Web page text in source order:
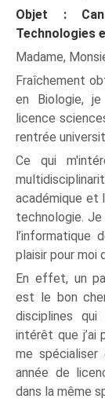
Objet :
Technologies
Madame,
Fraîchement
en Biologie,
licence
rentrée
Ce qui
académique et
technologie.
l’informatique
plaisir pour moi
En effet, un
est le bon
disciplines qui
intérêt que j’ai
me
année de
dans la même